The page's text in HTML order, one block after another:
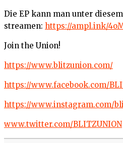
Die EP kann man unter
streamen: https://ampl.ink/
Join the Union!
https://www.blitzunion.com/
https://www.facebook.com/
https://www.instagram.com/
www.twitter.com/BLITZUNION